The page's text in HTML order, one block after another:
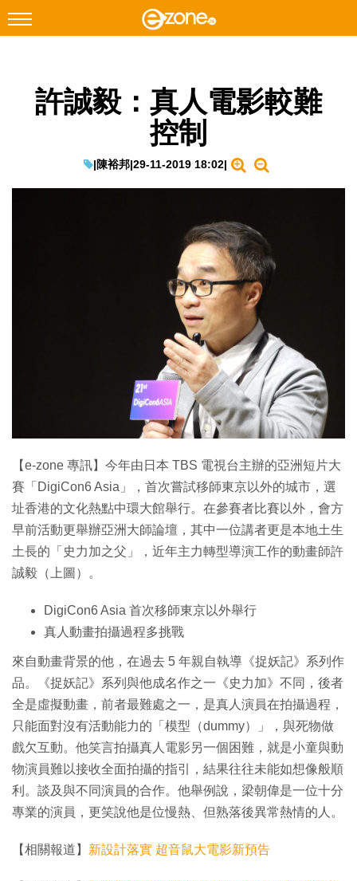
Facebook Instagram
遊戲動漫
Enterprise Digital Transformation
許誠毅：真人電影較難
控制
|陳裕邦|29-11-2019 18:02|
【e-zone 專訊】今年由日本 TBS 電視台主辦的亞洲短片大
賽「DigiCon6 Asia」，首次嘗試移師東京以外的城市，選
址香港的文化熱點中環大館舉行。在參賽者比賽以外，會方
早前活動更舉辦亞洲大師論壇，其中一位講者更是本地土生
土長的「史力加之父」，近年主力轉型導演工作的動畫師許
誠毅（上圖）。
DigiCon6 Asia 首次移師東京以外舉行
真人動畫拍攝過程多挑戰
來自動畫背景的他，在過去 5 年親自執導《捉妖記》系列作
品。《捉妖記》系列與他成名作之一《史力加》不同，後者
全是虛擬動畫，前者最難處之一，是真人演員在拍攝過程，
只能面對沒有活動能力的「模型（dummy）」，與死物做
戲欠互動。他笑言拍攝真人電影另一個困難，就是小童與動
物演員難以接收全面拍攝的指引，結果往往未能如想像般順
利。談及與不同演員的合作。他舉例說，梁朝偉是一位十分
專業的演員，更笑說他是位慢熱、但熟落後異常熱情的人。
【相關報道】 新設計落實 超音鼠大電影新預告